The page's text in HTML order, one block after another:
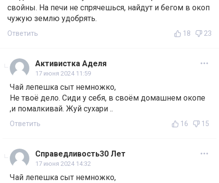
свойны. На печи не спрячешься, найдут и бегом в окоп
чужую землю удобрять.
Ответить 18 23
Активистка Аделя
17 июня 2024 11:59
Чай лепешка сыт немножко,
Не твоё дело. Сиди у себя, в своём домашнем окопе
,и помалкивай. Жуй сухари ..
Ответить 16 15
Справедливость30 Лет
17 июня 2024 14:32
Чай лепешка сыт немножко,